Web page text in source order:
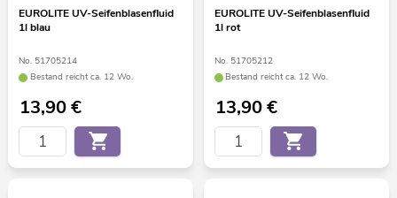
EUROLITE UV-Seifenblasenfluid
1l blau
No. 51705214
Bestand reicht ca. 12 Wo.
13,90€
EUROLITE UV-Seifenblasenfluid
1l rot
No. 51705212
Bestand reicht ca. 12 Wo.
13,90€